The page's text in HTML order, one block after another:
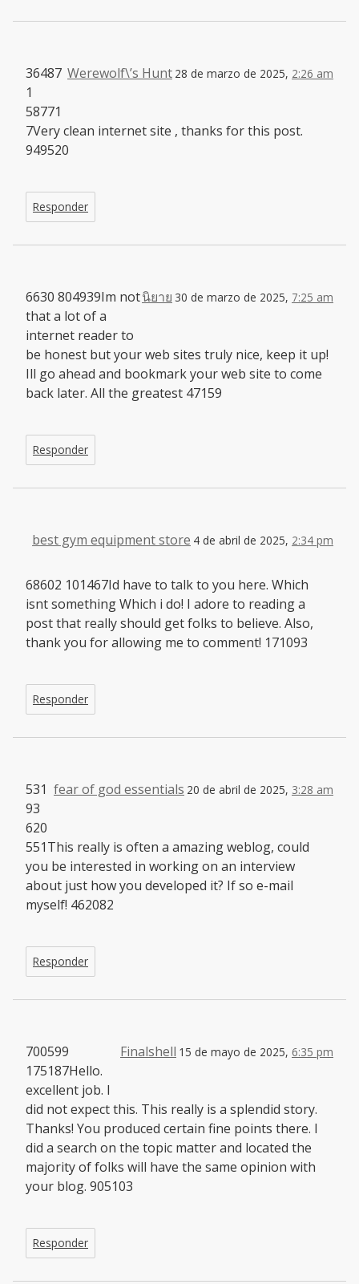
Werewolf\’s Hunt 28 de marzo de 2025, 2:26 am
36487
1
58771
7Very clean internet site , thanks for this post.
949520
Responder
นิยาย 30 de marzo de 2025, 7:25 am
6630 804939Im not
that a lot of a
internet reader to
be honest but your web sites truly nice, keep it up!
Ill go ahead and bookmark your web site to come
back later. All the greatest 47159
Responder
best gym equipment store 4 de abril de 2025, 2:34 pm
68602 101467Id have to talk to you here. Which
isnt something Which i do! I adore to reading a
post that really should get folks to believe. Also,
thank you for allowing me to comment! 171093
Responder
fear of god essentials 20 de abril de 2025, 3:28 am
531
93
620
551This really is often a amazing weblog, could
you be interested in working on an interview
about just how you developed it? If so e-mail
myself! 462082
Responder
Finalshell 15 de mayo de 2025, 6:35 pm
700599
175187Hello.
excellent job. I
did not expect this. This really is a splendid story.
Thanks! You produced certain fine points there. I
did a search on the topic matter and located the
majority of folks will have the same opinion with
your blog. 905103
Responder